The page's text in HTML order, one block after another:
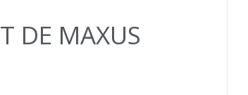
DE MAXUS